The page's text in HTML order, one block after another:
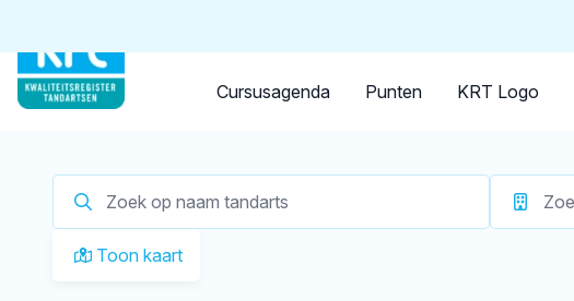
Cursusagenda Punten KRT Logo
Je zoekt een
Toon kaart